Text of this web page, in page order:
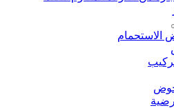
الاستحمام